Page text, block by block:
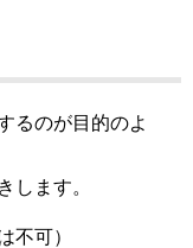
るのが目的のよ
します。
不可）